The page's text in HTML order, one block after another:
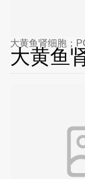
大黄鱼肾细胞；
大黄鱼